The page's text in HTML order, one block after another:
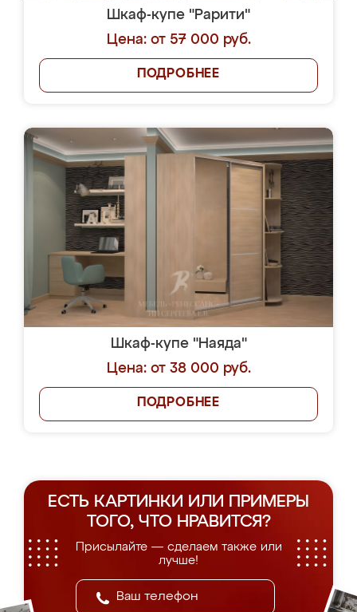
Шкаф-купе "Рарити"
Цена: от 57 000 руб.
ПОДРОБНЕЕ
Шкаф-купе "Наяда"
Цена: от 38 000 руб.
ПОДРОБНЕЕ
ЕСТЬ КАРТИНКИ ИЛИ ПРИМЕРЫ
ТОГО, ЧТО НРАВИТСЯ?
Присылайте — сделаем также или
лучше!